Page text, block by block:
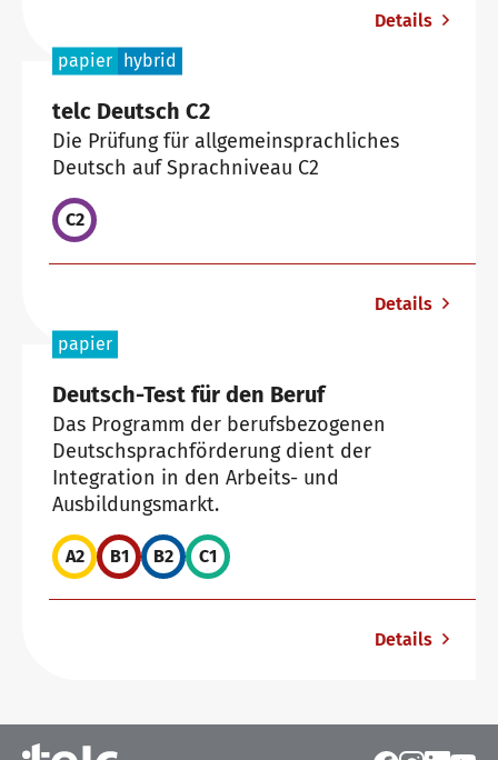
Details
papier hybrid
telc Deutsch C2
Die Prüfung für allgemeinsprachliches
Deutsch auf Sprachniveau C2
C2
Details
papier
Deutsch-Test für den Beruf
Das Programm der berufsbezogenen
Deutschsprachförderung dient der
Integration in den Arbeits- und
Ausbildungsmarkt.
A2 B1 B2 C1
Details